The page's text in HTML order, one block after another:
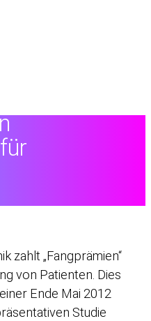
zahlt „Fangprämien“
von Patienten. Dies
Ende Mai 2012
Studie